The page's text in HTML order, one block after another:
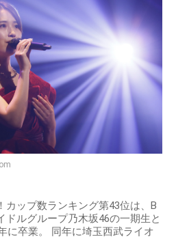
カップ数ランキング第43位は、B
ドルグループ乃木坂46の一期生と
に卒業。 同年に埼玉西武ライオ